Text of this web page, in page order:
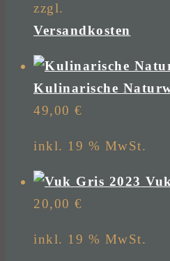
zzgl.
Versandkosten
Kulinarische
49,00 €
inkl. 19 % MwSt.
20,00 €
inkl. 19 % MwSt.